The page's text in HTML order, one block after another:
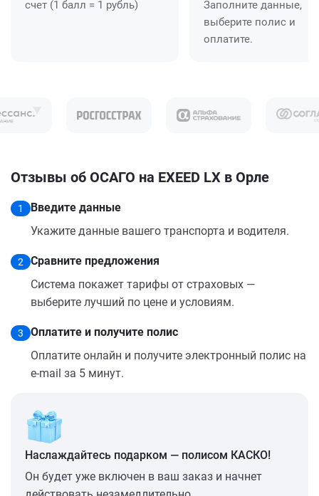
счет (1 балл = 1 рубль)
Заполните данные,
выберите полис и
оплатите.
Отзывы об ОСАГО на EXEED LX в Орле
1
Введите данные
Укажите данные вашего транспорта и водителя.
2
Сравните предложения
Система покажет тарифы от страховых —
выберите лучший по цене и условиям.
3
Оплатите и получите полис
Оплатите онлайн и получите электронный полис на
e-mail за 5 минут.
Наслаждайтесь подарком — полисом КАСКО!
Он будет уже включен в ваш заказ и начнет